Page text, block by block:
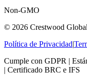
Non-GMO
© 2026 Crestwood
Política de Privacidad
Cumple con GDPR |
| Certificado BRC e IFS